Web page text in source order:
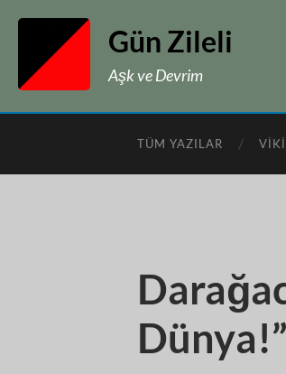
Gün Zileli
Aşk ve Devrim
TÜM YAZILAR
Dünya!”